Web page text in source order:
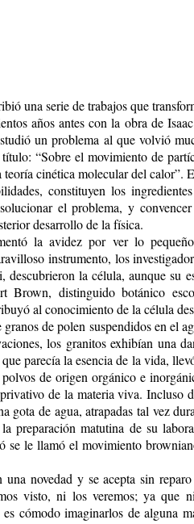
una serie de trabajos que
años antes con la obra de
un problema al que volvió
“Sobre el movimiento de
cinética molecular del calor”.
constituyen los
el problema, y
desarrollo de la física.
la avidez por ver lo
instrumento, los
la célula, aunque su
Brown, distinguido botánico
al conocimiento de la célula
de polen suspendidos en el
los granitos exhibían una
parecía la esencia de la vida,
de origen orgánico e
de la materia viva. Incluso
gota de agua, atrapadas tal vez
preparación matutina de su
se le llamó el movimiento
novedad y se acepta sin
visto, ni los veremos; ya que
cómodo imaginarlos de alguna